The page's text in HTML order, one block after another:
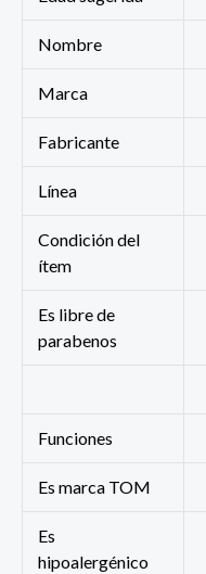
Nombre
Marca
Fabricante
Línea
Condición del
ítem
Es libre de
parabenos
Funciones
Es marca TOM
Es
hipoalergénico